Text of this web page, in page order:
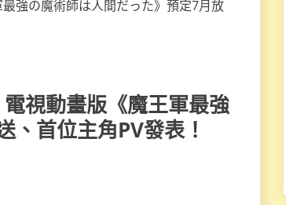
視動畫版《魔王軍最強
、首位主角PV發表！